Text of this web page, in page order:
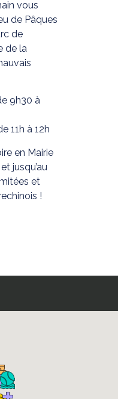
vous
de Pâques
de
de la
9h30 à
11h à 12h
en Mairie
jusqu’au
et
!